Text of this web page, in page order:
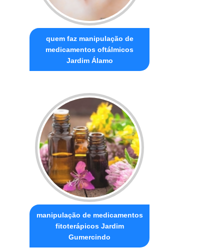
quem faz manipulação de
medicamentos oftálmicos
Jardim Álamo
manipulação de medicamentos
fitoterápicos Jardim
Gumercindo